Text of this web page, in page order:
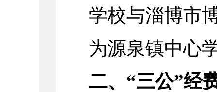
学校与淄博市
为源泉镇中心
二、“三公”经